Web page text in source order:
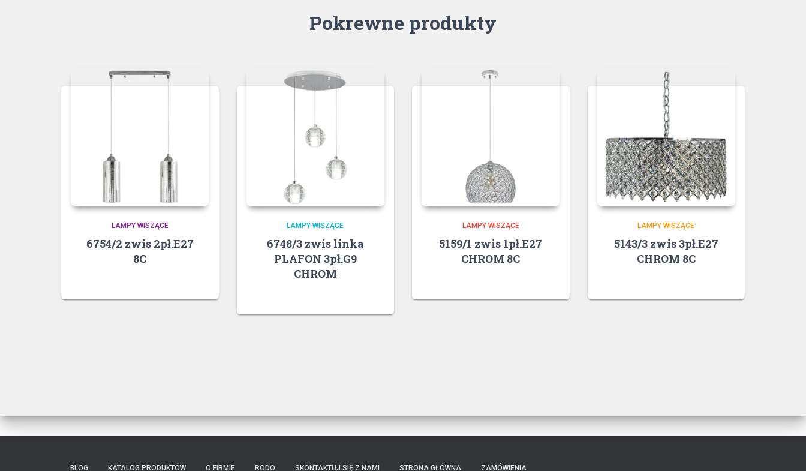
Pokrewne produkty
LAMPY WISZĄCE
6754/2 zwis 2pł.E27
8C
LAMPY WISZĄCE
6748/3 zwis linka
PLAFON 3pł.G9
CHROM
LAMPY WISZĄCE
5159/1 zwis 1pł.E27
CHROM 8C
LAMPY WISZĄCE
5143/3 zwis 3pł.E27
CHROM 8C
BLOG KATALOG PRODUKTÓW O FIRMIE RODO SKONTAKTUJ SIĘ Z NAMI STRONA GŁÓWNA ZAMÓWIENIA